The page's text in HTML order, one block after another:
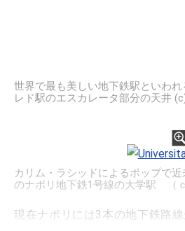
世界で最も美しい地下鉄駅といわれ
レド駅のエスカレータ部分の天井
カリム・ラシッドによるポップで
のナポリ地下鉄1号線の大学駅 （
現在ナポリには3本の地下鉄路